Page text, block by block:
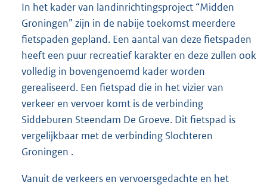
In het kader van landinrichtingsproject “Midden
Groningen” zijn in de nabije toekomst meerdere
fietspaden gepland. Een aantal van deze fietspaden
heeft een puur recreatief karakter en deze zullen ook
volledig in bovengenoemd kader worden
gerealiseerd. Een fietspad die in het vizier van
verkeer en vervoer komt is de verbinding
Siddeburen Steendam De Groeve. Dit fietspad is
vergelijkbaar met de verbinding Slochteren
Groningen .
Vanuit de verkeers en vervoersgedachte en het